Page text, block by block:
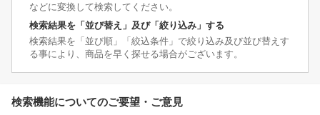
などに変換して検索してください。
検索結果を「並び替え」及び「絞り込み」する
検索結果を「並び順」「絞込条件」で絞り込み及び並び替えす
る事により、商品を早く探せる場合がございます。
検索機能についてのご要望・ご意見